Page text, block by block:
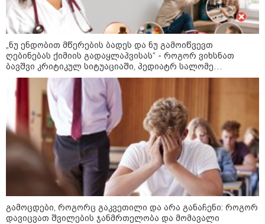
7
აგვისტო
ასტროლოგიური
პროგნოზი
8 აგვისტო ახალ შთაგონებასა და ემოციურ სიახლოვეს
მოიტანს. გაიზრდება ინტერესი შემოქმედებითი საქმიანობისა
და კულტურული ღონისძიებების მიმართ. საღამო
განსაკუთრებით ხელსაყრელია საყვარელ ადამიანებთან
დროის გასატარებლად და თბილი, გულახდილი
საუბრებისთვის.
აგვისტო აგარაკზე: ეს 5 საქმე
„ნუ ენდობით მწერების ბადეს და ნუ გამოიწვევთ
ღებინებას ქიმიის გადაყლაპვისას“ - როგორ ვიხსნათ
ბავშვი კრიტიკულ სიტუაციაში, პედიატრ სალომე
ახვლედიანის რჩევები
გამოცდები, როგორც გაკვეთილი და არა განაჩენი: როგორ
დავიცვათ შვილების ჯანმრთელობა და მომავალი